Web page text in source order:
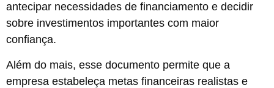
antecipar necessidades de financiamento e decidir
sobre investimentos importantes com maior
confiança.
Além do mais, esse documento permite que a
empresa estabeleça metas financeiras realistas e